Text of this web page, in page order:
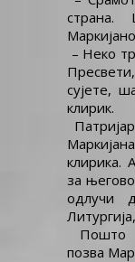
– Неко
сујете,
клирик.
клирика.
за
одлучи
Пошто
позва